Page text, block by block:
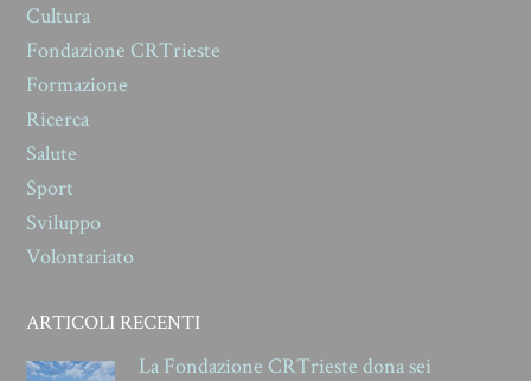
Cultura
Fondazione CRTrieste
Formazione
Ricerca
Salute
Sport
Sviluppo
Volontariato
ARTICOLI RECENTI
La Fondazione CRTrieste dona sei